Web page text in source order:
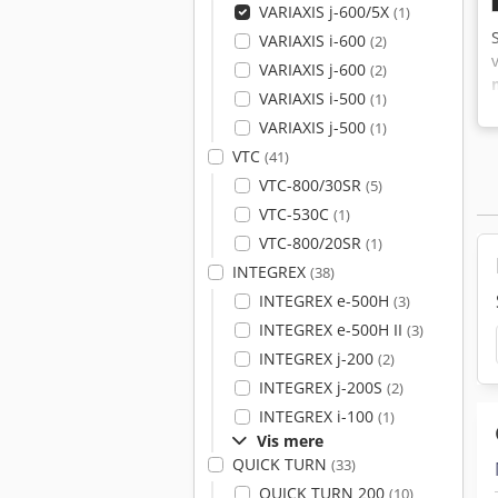
VARIAXIS j-600/5X (1)
VARIAXIS i-600 (2)
VARIAXIS j-600 (2)
VARIAXIS i-500 (1)
VARIAXIS j-500 (1)
VTC (41)
VTC-800/30SR (5)
VTC-530C (1)
VTC-800/20SR (1)
INTEGREX (38)
INTEGREX e-500H (3)
INTEGREX e-500H II (3)
INTEGREX j-200 (2)
INTEGREX j-200S (2)
INTEGREX i-100 (1)
Vis mere
QUICK TURN (33)
QUICK TURN 200 (10)